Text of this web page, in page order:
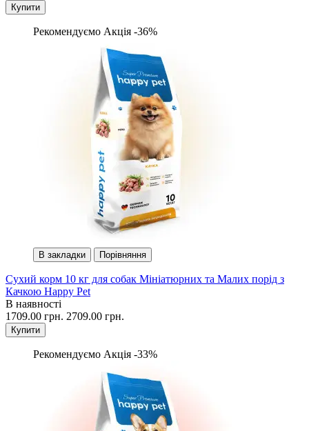
Купити
Рекомендуємо Акція -36%
В закладки Порівняння
Сухий корм 10 кг для собак Мініатюрних та Малих порід з
Качкою Happy Pet
В наявності
1709.00 грн. 2709.00 грн.
Купити
Рекомендуємо Акція -33%